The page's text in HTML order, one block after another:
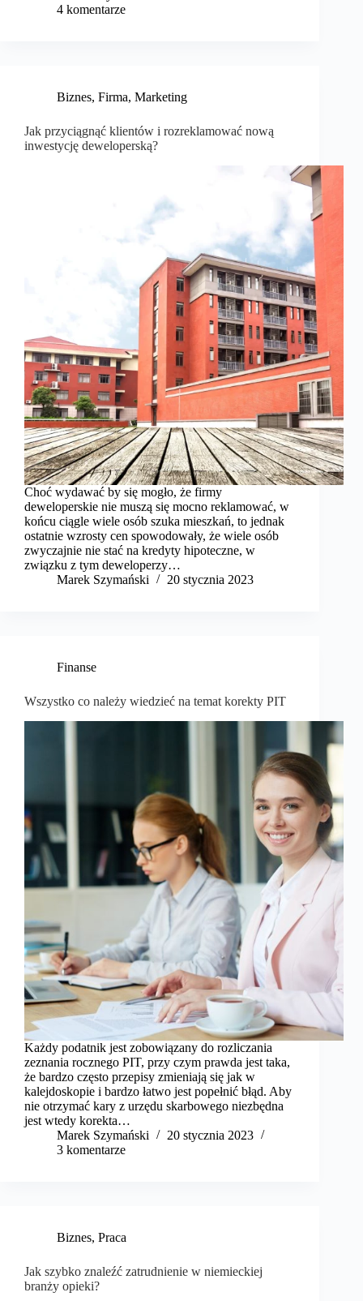
4 komentarze
Biznes, Firma, Marketing
Jak przyciągnąć klientów i rozreklamować nową
inwestycję deweloperską?
Choć wydawać by się mogło, że firmy
deweloperskie nie muszą się mocno reklamować, w
końcu ciągle wiele osób szuka mieszkań, to jednak
ostatnie wzrosty cen spowodowały, że wiele osób
zwyczajnie nie stać na kredyty hipoteczne, w
związku z tym deweloperzy…
Marek Szymański​
20 stycznia 2023
Finanse
Wszystko co należy wiedzieć na temat korekty PIT
Każdy podatnik jest zobowiązany do rozliczania
zeznania rocznego PIT, przy czym prawda jest taka,
że bardzo często przepisy zmieniają się jak w
kalejdoskopie i bardzo łatwo jest popełnić błąd. Aby
nie otrzymać kary z urzędu skarbowego niezbędna
jest wtedy korekta…
Marek Szymański​
20 stycznia 2023
3 komentarze
Biznes, Praca
Jak szybko znaleźć zatrudnienie w niemieckiej
branży opieki?